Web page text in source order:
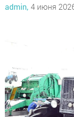
admin, 4 июня